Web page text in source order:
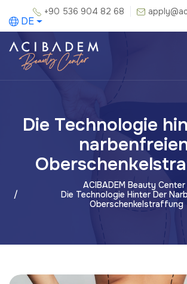
+90 536 904 82 68
DE
Die Technologie
ACIBADEM Beauty Center
Die Technologie Hinter Der
Oberschenkelstraffung